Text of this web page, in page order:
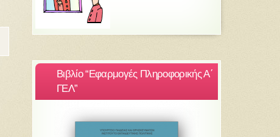
Βιβλίο “Εφαρμογές Πληροφορικής Α΄
ΓΕΛ”